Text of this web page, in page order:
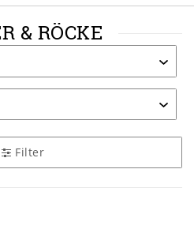
& RÖCKE
Filter